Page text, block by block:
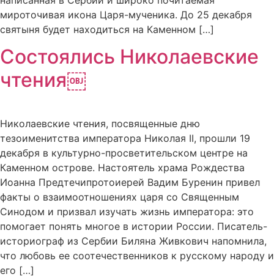
мироточивая икона Царя-мученика. До 25 декабря
святыня будет находиться на Каменном […]
Состоялись Николаевские
чтения￼
Николаевские чтения, посвященные дню
тезоименитства императора Николая II, прошли 19
декабря в культурно-просветительском центре на
Каменном острове. Настоятель храма Рождества
Иоанна Предтечипротоиерей Вадим Буренин привел
факты о взаимоотношениях царя со Священным
Синодом и призвал изучать жизнь императора: это
помогает понять многое в истории России. Писатель-
историограф из Сербии Биляна Живкович напомнила,
что любовь ее соотечественников к русскому народу и
его […]